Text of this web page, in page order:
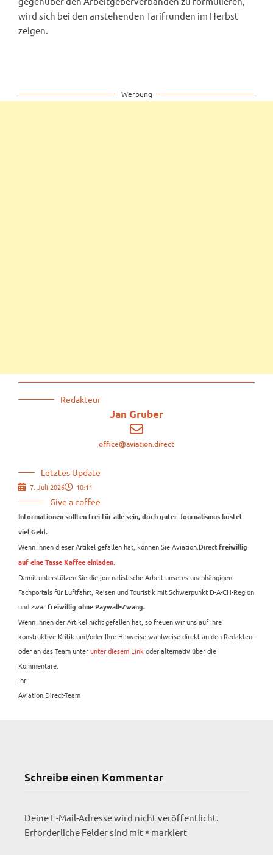
Redakteur
Jan Gruber
office@aviation.direct
Letztes Update
7. Juli 2026 10:11
Give a coffee
Informationen sollten frei für alle sein, doch guter Journalismus kostet
viel Geld.
Wenn Ihnen dieser Artikel gefallen hat, können Sie Aviation.Direct freiwillig
auf eine Tasse Kaffee einladen.
Damit unterstützen Sie die journalistische Arbeit unseres unabhängigen
Fachportals für Luftfahrt, Reisen und Touristik mit Schwerpunkt D-A-CH-Region
und zwar freiwillig ohne Paywall-Zwang.
Wenn Ihnen der Artikel nicht gefallen hat, so freuen wir uns auf Ihre
konstruktive Kritik und/oder Ihre Hinweise wahlweise direkt an den Redakteur
oder an das Team unterunter diesem Linkoder alternativ über die
Kommentare.
Ihr
Aviation.Direct-Team
wird sich bei den anstehenden Tarifrunden im Herbst
zeigen.
Werbung
Schreibe einen Kommentar
Deine E-Mail-Adresse wird nicht veröffentlicht.
Erforderliche Felder sind mit* markiert